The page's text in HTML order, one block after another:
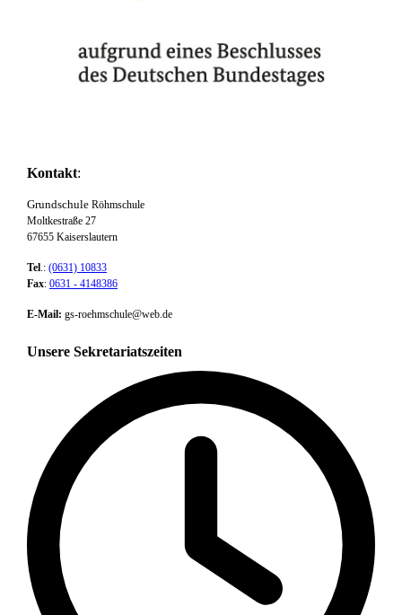
Kontakt:
Grundschule Röhmschule
Moltkestraße 27
67655 Kaiserslautern
Tel.: (0631) 10833
Fax: 0631 - 4148386
E-Mail: gs-roehmschule@web.de
Unsere Sekretariatszeiten